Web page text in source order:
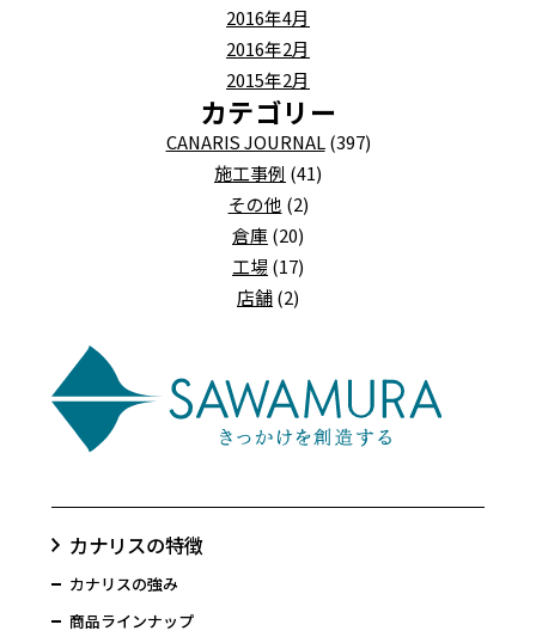
2016年4月
2016年2月
2015年2月
カテゴリー
CANARIS JOURNAL(397)
施工事例 (41)
その他 (2)
倉庫(20)
工場(17)
店舗(2)
カナリスの特徴
カナリスの強み
商品ラインナップ